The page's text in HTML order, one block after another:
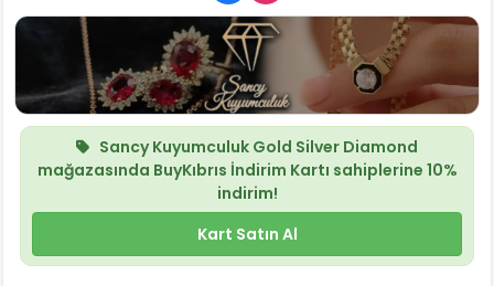
Sancy Kuyumculuk Gold Silver Diamond
mağazasında BuyKıbrıs İndirim Kartı sahiplerine 10%
indirim!
Kart Satın Al